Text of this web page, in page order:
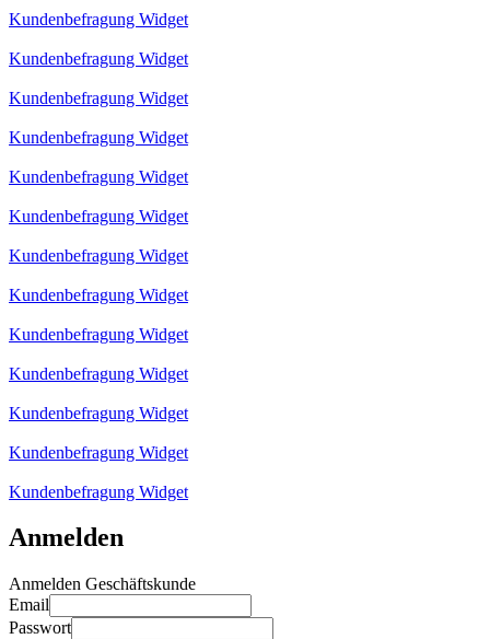
Kundenbefragung Widget
Kundenbefragung Widget
Kundenbefragung Widget
Kundenbefragung Widget
Kundenbefragung Widget
Kundenbefragung Widget
Kundenbefragung Widget
Kundenbefragung Widget
Kundenbefragung Widget
Kundenbefragung Widget
Kundenbefragung Widget
Kundenbefragung Widget
Kundenbefragung Widget
Anmelden
Anmelden Geschäftskunde
Email
Passwort